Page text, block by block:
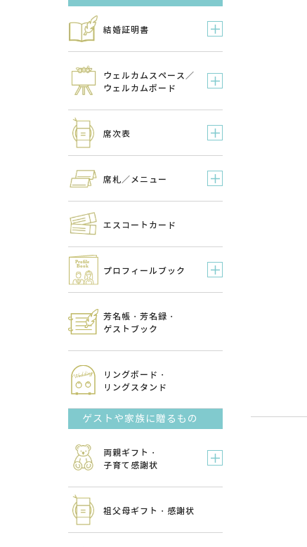
結婚証明書
ウェルカムスペース／
ウェルカムボード
席次表
席札／メニュー
エスコートカード
プロフィールブック
芳名帳・芳名録・
ゲストブック
リングボード・
リングスタンド
ゲストや家族に贈るもの
両親ギフト・
子育て感謝状
祖父母ギフト・感謝状